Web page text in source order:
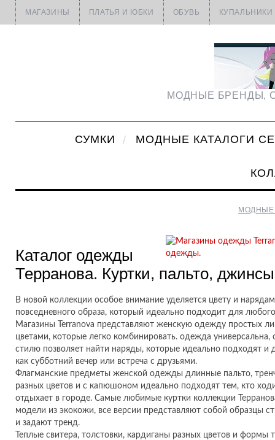
МАГАЗИНЫ ПЛАТЬЯ И ЮБКИ ОБУВЬ КУПАЛЬНИКИ
МОДНЫЕ БРЕНДЫ,
СУМКИ МОДНЫЕ КАТАЛОГИ
МОДНЫЕ
Каталог одежды
Терранова. Куртки, пальто,
В новой коллекции особое внимание уделяется цвету и
повседневного образа, который идеально подходит для
Магазины Terranova представляют женскую одежду простых
цветами, которые легко комбинировать. одежда универсальна,
стилю позволяет найти наряды, которые идеально подходят и
как субботний вечер или встреча с друзьями.
Флагманские предметы женской одежды длинные пальто,
разных цветов и с капюшоном идеально подходят тем, кто
отдыхает в городе. Самые любимые куртки коллекции
модели из экокожи, все версии представляют собой образцы
и задают тренд.
Теплые свитера, толстовки, кардиганы разных цветов и формы